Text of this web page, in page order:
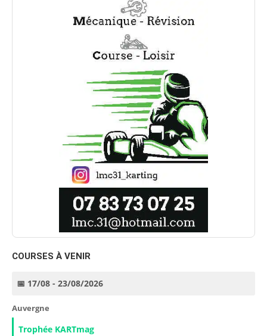
COURSES À VENIR
📅 17/08 - 23/08/2026
Auvergne
Trophée KARTmag